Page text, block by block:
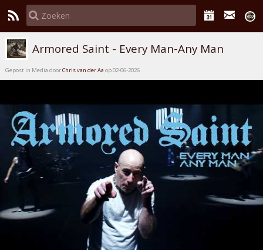
Armored Saint - Every Man-Any Man
Gepost in Media doorChris van der Aa op 02-06-2026